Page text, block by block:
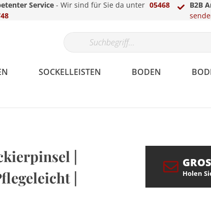
Service - Wir sind für Sie da unter 05468
B2B
SOCKELLEISTEN BODEN
Überstreichbar
Fassade
Berliner /
Hamburger
Teppich
Parkettprofile
LED
|
|
Holen